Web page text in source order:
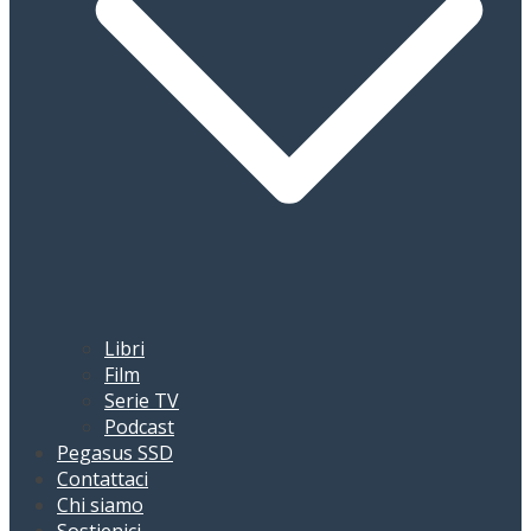
Libri
Film
Serie TV
Podcast
Pegasus SSD
Contattaci
Chi siamo